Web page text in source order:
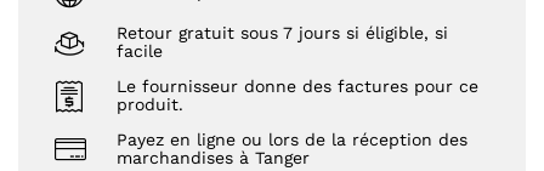
Retour gratuit sous 7 jours si éligible, si
facile
Le fournisseur donne des factures pour ce
produit.
Payez en ligne ou lors de la réception des
marchandises à Tanger